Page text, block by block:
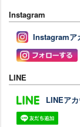
Instagram
Instagramア
LINE
LINEア